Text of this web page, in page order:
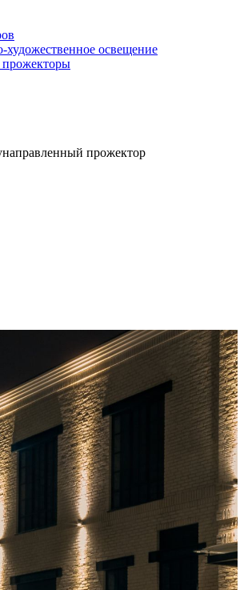
художественное освещение
прожектор